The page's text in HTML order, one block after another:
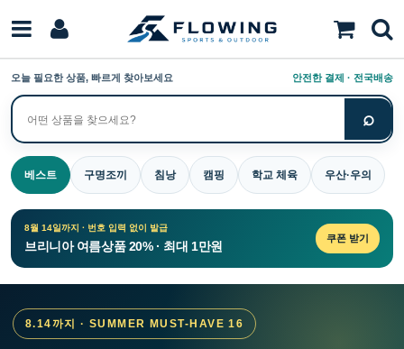
오늘 필요한 상품, 빠르게 찾아보세요 안전한 결제 · 전국배송
상
품
검
색
⌕
베스트 구명조끼 침낭 캠핑 학교 체육 우산·우의
8월 14일까지 · 번호 입력 없이 발급
브리니아 여름상품 20% · 최대 1만원
쿠폰 받기
8.14까지 · SUMMER MUST-HAVE 16